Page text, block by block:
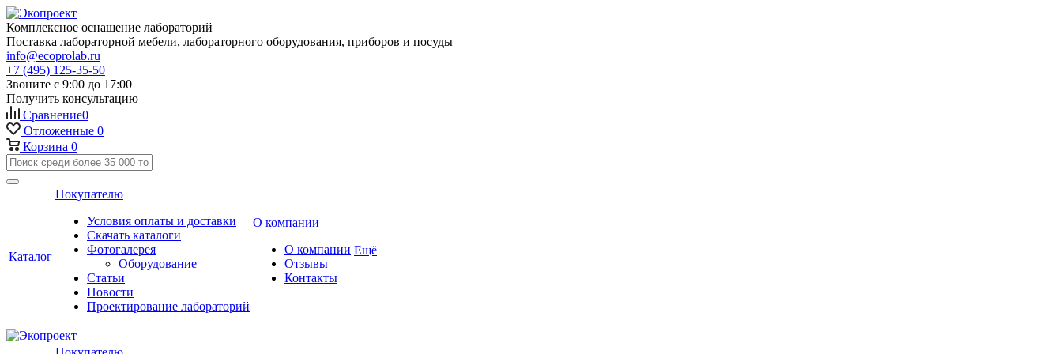
Комплексное оснащение лабораторий
Поставка лабораторной мебели, лабораторного оборудования, приборов и посуды
info@ecoprolab.ru
+7 (495) 125-35-50
Звоните с 9:00 до 17:00
Получить консультацию
Сравнение0
Отложенные 0
Корзина 0
Каталог
Покупателю
Условия оплаты и доставки
Скачать каталоги
Фотогалерея
Оборудование
Статьи
Новости
Проектирование лабораторий
О компании
О компании
Отзывы
Контакты
Ещё